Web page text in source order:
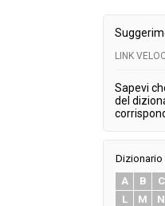
LINK
Sapevi
del
Dizionario
A
B C
L
M N